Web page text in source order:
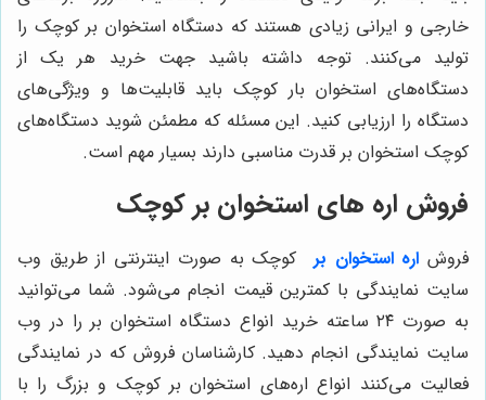
خارجی و ایرانی زیادی هستند که دستگاه استخوان بر کوچک را
تولید می‌کنند. توجه داشته باشید جهت خرید هر یک از
دستگاه‌های استخوان بار کوچک باید قابلیت‌ها و ویژگی‌های
دستگاه را ارزیابی کنید. این مسئله که مطمئن شوید دستگاه‌های
کوچک استخوان بر قدرت مناسبی دارند بسیار مهم است.
فروش اره های استخوان بر کوچک
فروش اره استخوان بر کوچک به صورت اینترنتی از طریق وب
سایت نمایندگی با کمترین قیمت انجام می‌شود. شما می‌توانید
به صورت ۲۴ ساعته خرید انواع دستگاه استخوان بر را در وب
سایت نمایندگی انجام دهید. کارشناسان فروش که در نمایندگی
فعالیت می‌کنند انواع اره‌های استخوان بر کوچک و بزرگ را با